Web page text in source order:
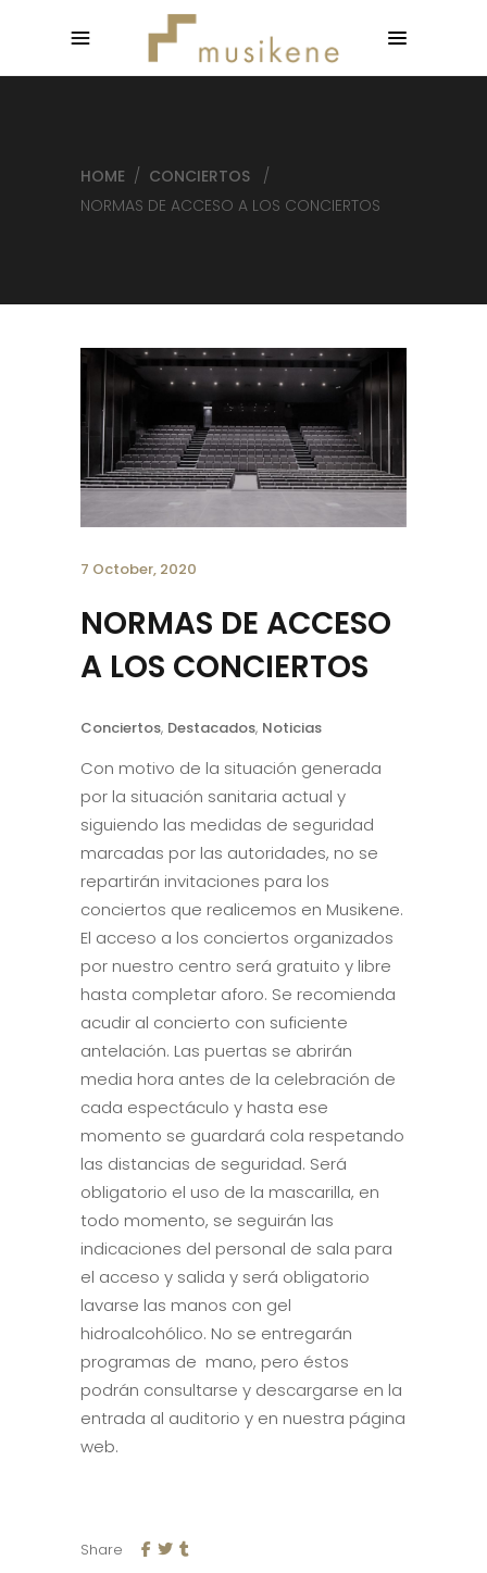
HOME / CONCIERTOS
/
NORMAS DE ACCESO A LOS CONCIERTOS
7 October, 2020
NORMAS DE ACCESO
A LOS CONCIERTOS
Conciertos, Destacados, Noticias
Con motivo de la situación generada
por la situación sanitaria actual y
siguiendo las medidas de seguridad
marcadas por las autoridades, no se
repartirán invitaciones para los
conciertos que realicemos en Musikene.
El acceso a los conciertos organizados
por nuestro centro será gratuito y libre
hasta completar aforo. Se recomienda
acudir al concierto con suficiente
antelación. Las puertas se abrirán
media hora antes de la celebración de
cada espectáculo y hasta ese
momento se guardará cola respetando
las distancias de seguridad. Será
obligatorio el uso de la mascarilla, en
todo momento, se seguirán las
indicaciones del personal de sala para
el acceso y salida y será obligatorio
lavarse las manos con gel
hidroalcohólico. No se entregarán
programas de mano, pero éstos
podrán consultarse y descargarse en la
entrada al auditorio y en nuestra página
web.
Share